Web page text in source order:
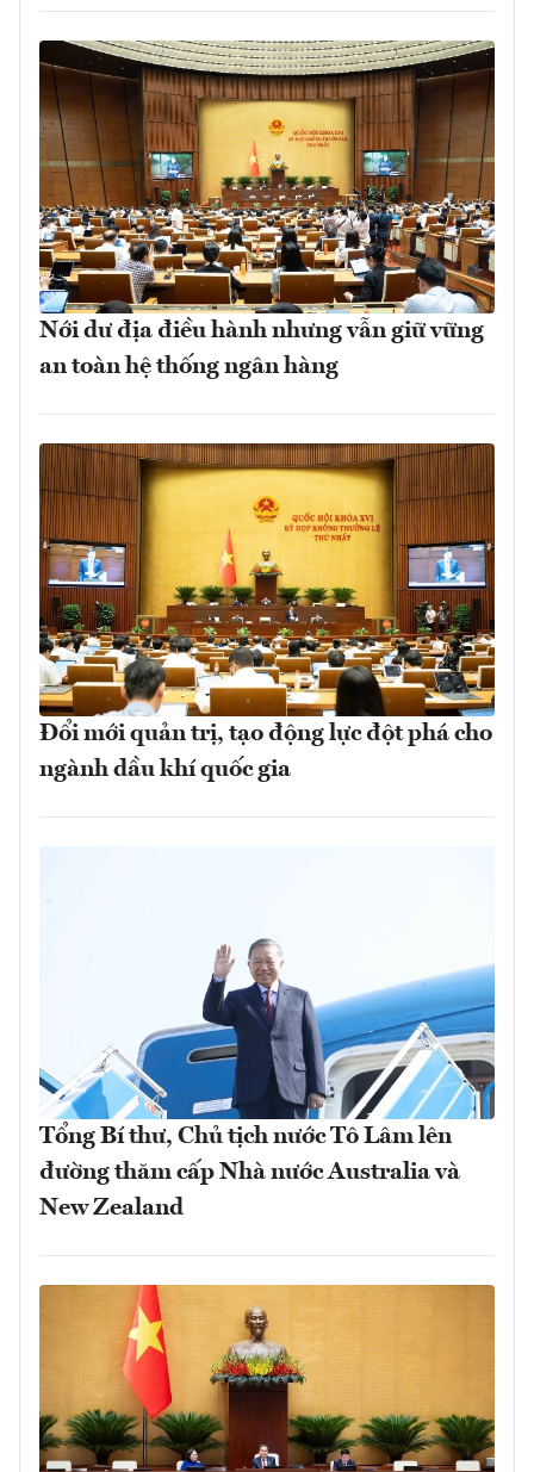
Nới dư địa điều hành nhưng vẫn giữ vững
an toàn hệ thống ngân hàng
Đổi mới quản trị, tạo động lực đột phá cho
ngành dầu khí quốc gia
Tổng Bí thư, Chủ tịch nước Tô Lâm lên
đường thăm cấp Nhà nước Australia và
New Zealand